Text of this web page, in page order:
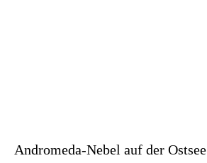
Andromeda-Nebel auf der Ostsee